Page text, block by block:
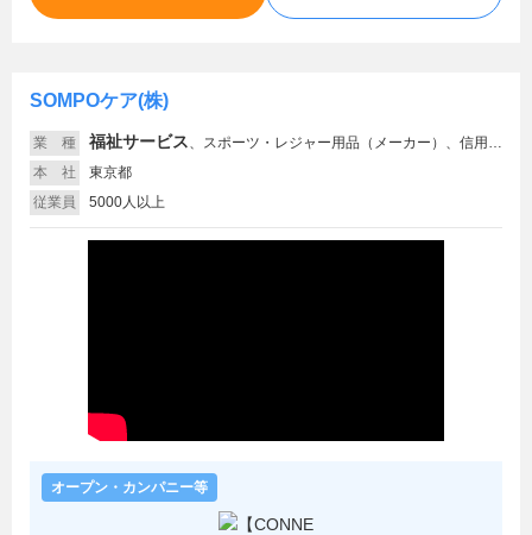
SOMPOケア(株)
業 種 福祉サービス、 スポーツ・レジャー用品（メーカー）、信用金庫・労働金庫・信用組合、ホテル・旅館、食品
本 社
東京都
従業員
5000人以上
オープン・カンパニー等